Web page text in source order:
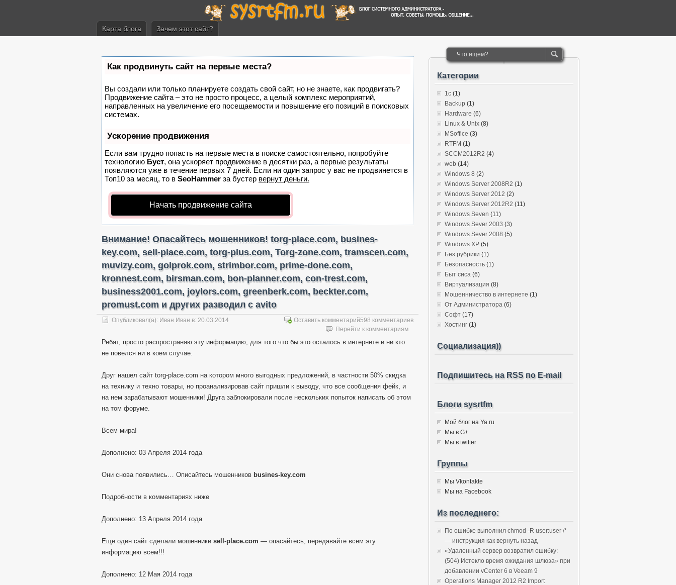
Карта блога Зачем этот сайт?
Как продвинуть сайт на первые места?
Вы создали или только планируете создать свой сайт, но не знаете, как продвигать?
Продвижение сайта – это не просто процесс, а целый комплекс мероприятий,
направленных на увеличение его посещаемости и повышение его позиций в поисковых
системах.
Ускорение продвижения
Если вам трудно попасть на первые места в поиске самостоятельно, попробуйте
технологию Буст, она ускоряет продвижение в десятки раз, а первые результаты
появляются уже в течение первых 7 дней. Если ни один запрос у вас не продвинется в
Топ10 за месяц, то в SeoHammer за бустер вернут деньги.
Начать продвижение сайта
Внимание! Опасайтесь мошенников! torg-place.com, busines-
key.com, sell-place.com, torg-plus.com, Torg-zone.com, tramscen.com,
muvizy.com, golprok.com, strimbor.com, prime-done.com,
kronnest.com, birsman.com, bon-planner.com, con-trest.com,
business2001.com, joylors.com, greenberk.com, beckter.com,
promust.com и других разводил с avito
Опубликовал(а): Иван Иван в: 20.03.2014 Оставить комментарий598 комментариев
Перейти к комментариям
Ребят, просто распространяю эту информацию, для того что бы это осталось в интернете и ни кто
не повелся ни в коем случае.
Друг нашел сайт torg-place.com на котором много выгодных предложений, в частности 50% скидка
на технику и техно товары, но проанализировав сайт пришли к выводу, что все сообщения фейк, и
на нем зарабатывают мошенники! Друга заблокировали после нескольких попыток написать об этом
на том форуме.
Всем мира!
Дополнено: 03 Апреля 2014 года
Они снова появились… Описайтесь мошенников busines-key.com
Подробности в комментариях ниже
Дополнено: 13 Апреля 2014 года
Еще один сайт сделали мошенники sell-place.com — опасайтесь, передавайте всем эту
информацию всем!!!
Дополнено: 12 Мая 2014 года
Категории
1c (1)
Backup (1)
Hardware (6)
Linux & Unix (8)
MSoffice (3)
RTFM (1)
SCCM2012R2 (4)
web (14)
Windows 8 (2)
Windows Server 2008R2 (1)
Windows Server 2012 (2)
Windows Server 2012R2 (11)
Windows Seven (11)
Windows Sever 2003 (3)
Windows Sever 2008 (5)
Windows XP (5)
Без рубрики (1)
Безопасность (1)
Быт сиса (6)
Виртуализация (8)
Мошенничество в интернете (1)
От Администратора (6)
Софт (17)
Хостинг (1)
Социализация))
Подпишитесь на RSS по E-mail
Блоги sysrtfm
Мой блог на Ya.ru
Мы в G+
Мы в twitter
Группы
Мы Vkontakte
Мы на Facebook
Из последнего:
По ошибке выполнил chmod -R user:user /*
— инструкция как вернуть назад
«Удаленный сервер возвратил ошибку:
(504) Истекло время ожидания шлюза» при
добавлении vCenter 6 в Veeam 9
Operations Manager 2012 R2 Import